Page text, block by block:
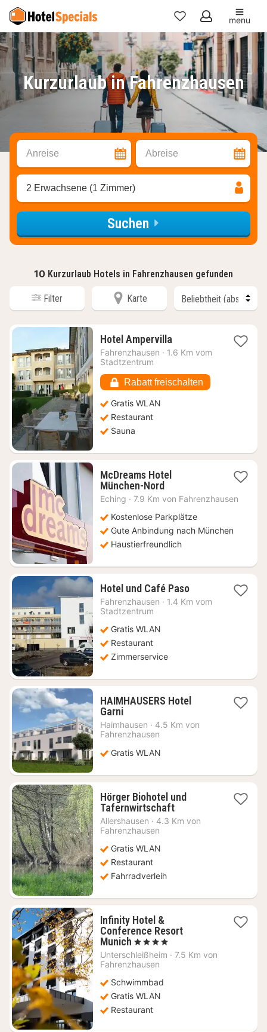
Meine
Favoriten
menu
Kurzurlaub in Fahrenzhausen
Anreise Abreise
2 Erwachsene (1 Zimmer)
Suchen
10 Kurzurlaub Hotels in Fahrenzhausen gefunden
Filter Karte
Hotel Ampervilla1
Nacht
€
Fahrenzhausen · 1.6 Km vom
Stadtzentrum
Rabatt freischalten
Gratis WLAN
Restaurant
Sauna
McDreams Hotel
München-Nord1
Nacht
45,04
€
Eching · 7.9 Km von Fahrenzhausen
Kostenlose Parkplätze
Gute Anbindung nach München
Haustierfreundlich
Hotel und Café Paso1
Nacht
Fahrenzhausen · 1.4 Km vom
Stadtzentrum
Gratis WLAN
Restaurant
Zimmerservice
HAIMHAUSERS Hotel
Garni1
Nacht
ab
€
Haimhausen · 4.5 Km von
Fahrenzhausen
Gratis WLAN
Hörger Biohotel und
Tafernwirtschaft1
Nacht
Allershausen · 4.3 Km von
Fahrenzhausen
Gratis WLAN
Restaurant
Fahrradverleih
Infinity Hotel &
Conference Resort
Munich 1
Nacht
ab
€
, 4 Sterne
Unterschleißheim · 7.5 Km von
Fahrenzhausen
Schwimmbad
Gratis WLAN
Restaurant